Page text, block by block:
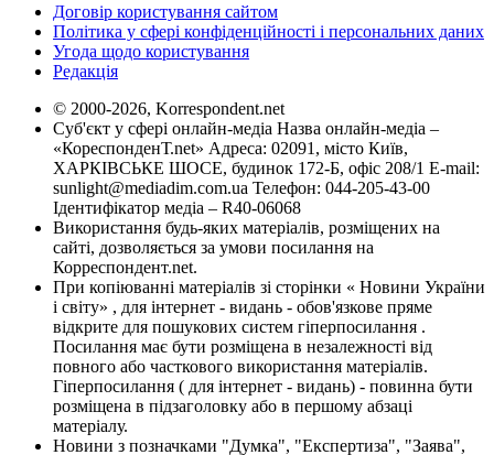
Договір користування сайтом
Політика у сфері конфіденційності і персональних даних
Угода щодо користування
Редакція
© 2000-2026, Korrespondent.net
Суб'єкт у сфері онлайн-медіа Назва онлайн-медіа –
«КореспонденТ.net» Адреса: 02091, місто Київ,
ХАРКІВСЬКЕ ШОСЕ, будинок 172-Б, офіс 208/1 E-mail:
sunlight@mediadim.com.ua Телефон: 044-205-43-00
Ідентифікатор медіа – R40-06068
Використання будь-яких матеріалів, розміщених на
сайті, дозволяється за умови посилання на
Корреспондент.net.
При копіюванні матеріалів зі сторінки « Новини України
і світу» , для інтернет - видань - обов'язкове пряме
відкрите для пошукових систем гіперпосилання .
Посилання має бути розміщена в незалежності від
повного або часткового використання матеріалів.
Гіперпосилання ( для інтернет - видань) - повинна бути
розміщена в підзаголовку або в першому абзаці
матеріалу.
Новини з позначками "Думка", "Експертиза", "Заява",